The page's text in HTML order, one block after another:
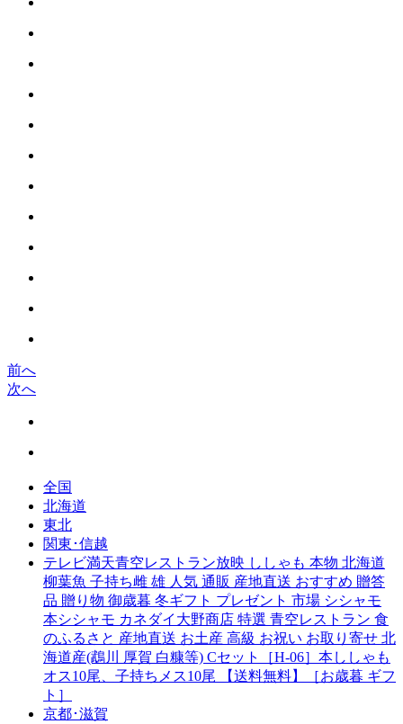
前へ
次へ
全国
北海道
東北
関東･信越
テレビ満天青空レストラン放映 ししゃも 本物 北海道
柳葉魚 子持ち雌 雄 人気 通販 産地直送 おすすめ 贈答
品 贈り物 御歳暮 冬ギフト プレゼント 市場 シシャモ
本シシャモ カネダイ大野商店 特選 青空レストラン 食
のふるさと 産地直送 お土産 高級 お祝い お取り寄せ 北
海道産(鵡川 厚賀 白糠等) Cセット［H-06］本ししゃも
オス10尾、子持ちメス10尾 【送料無料】［お歳暮 ギフ
ト］
京都･滋賀